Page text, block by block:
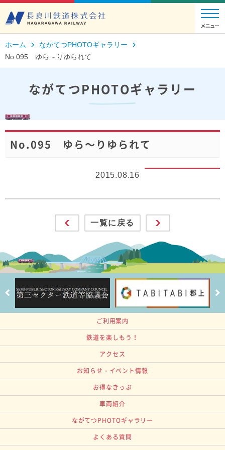
ホーム
ながてつPHOTOギャラリー
No.095 ゆら～りゆられて
ながてつPHOTOギャラリー
No.095 ゆら～りゆられて
2015.08.16
一覧に戻る
ご利用案内
鉄道を楽しもう！
アクセス
お知らせ・イベント情報
お得なきっぷ
車両紹介
ながてつPHOTOギャラリー
よくある質問